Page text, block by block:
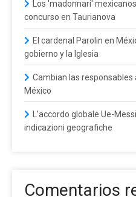
Los 'madonnari'
concurso en Taurianova
El cardenal Parolin en
gobierno y la Iglesia
Cambian las responsables
México
L’accordo globale Ue-
indicazioni geografiche
Comentarios